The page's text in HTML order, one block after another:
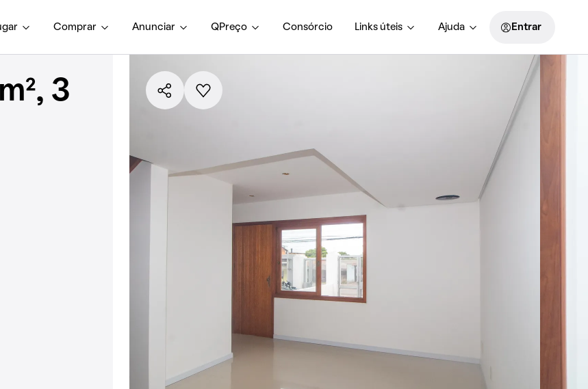
Comprar Anunciar QPreço Consórcio Links úteis Ajuda Entrar
3